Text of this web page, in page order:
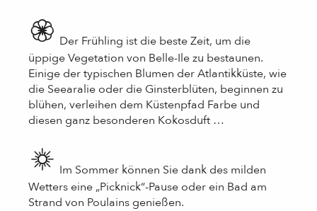
Der Frühling ist die beste Zeit, um die
üppige Vegetation von Belle-Ile zu bestaunen.
Einige der typischen Blumen der Atlantikküste, wie
die Seearalie oder die Ginsterblüten, beginnen zu
blühen, verleihen dem Küstenpfad Farbe und
diesen ganz besonderen Kokosduft …
Im Sommer können Sie dank des milden
Wetters eine „Picknick“-Pause oder ein Bad am
Strand von Poulains genießen.